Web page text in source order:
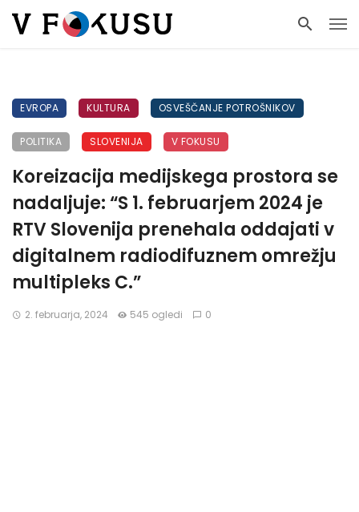
EVROPA KULTURA OSVEŠČANJE POTROŠNIKOV
POLITIKA SLOVENIJA V FOKUSU
Koreizacija medijskega prostora se
nadaljuje: “S 1. februarjem 2024 je
RTV Slovenija prenehala oddajati v
digitalnem radiodifuznem omrežju
multipleks C.”
2. februarja, 2024 545 ogledi 0